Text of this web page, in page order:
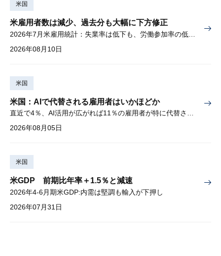
米国
米雇用者数は減少、過去分も大幅に下方修正
2026年08月10日
米国
米国：AIで代替される雇用者はいかほどか
直近で4％、AI活用が広がれば11％の雇用者が特に代替されやすい
2026年08月05日
米国
米GDP 前期比年率＋1.5％と減速
2026年4-6月期米GDP:内需は堅調も輸入が下押し
2026年07月31日